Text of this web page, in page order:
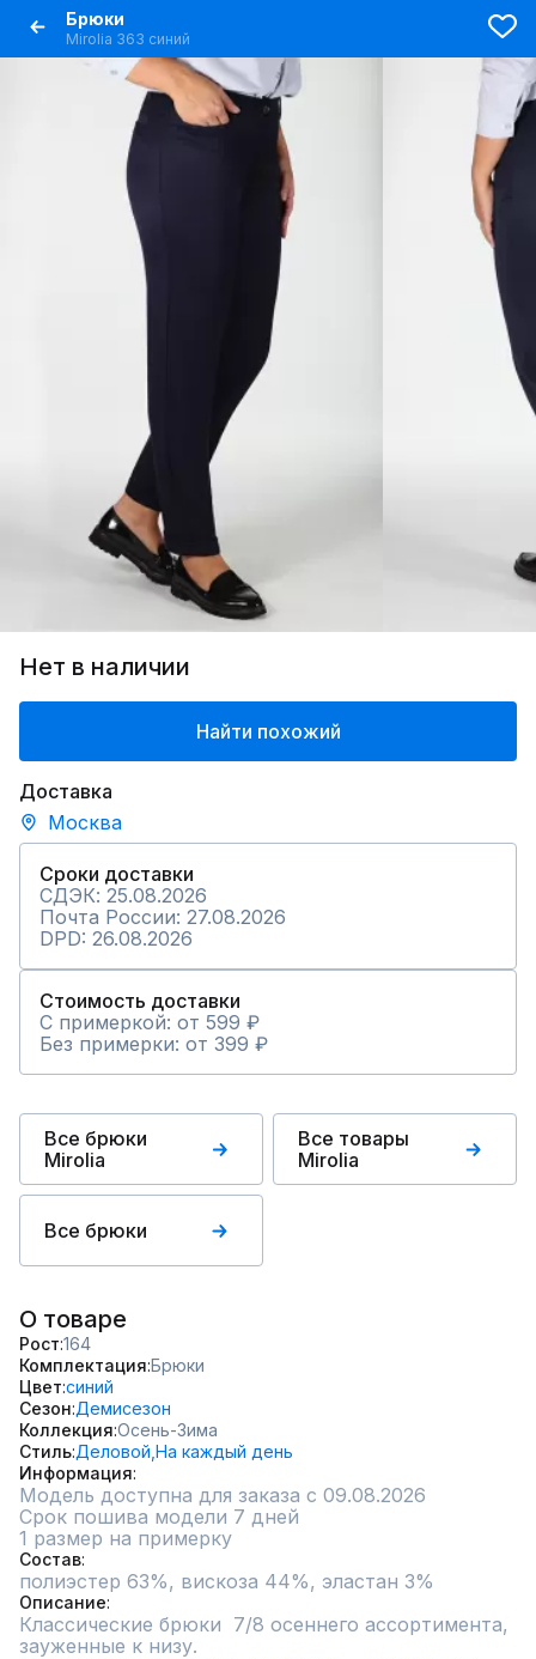
Брюки
Mirolia 363 синий
Нет в наличии
Найти похожий
Доставка
Москва
Сроки доставки
СДЭК: 25.08.2026
Почта России: 27.08.2026
DPD: 26.08.2026
Стоимость доставки
С примеркой: от 599 ₽
Без примерки: от 399 ₽
Все брюки
Mirolia
Все товары
Mirolia
Все брюки
О товаре
Рост 164
Комплектация Брюки
Цвет синий
Сезон Демисезон
Коллекция Осень-Зима
Стиль Деловой, На каждый день
Информация
Модель доступна для заказа с 09.08.2026
Срок пошива модели 7 дней
1 размер на примерку
Состав
полиэстер 63%, вискоза 44%, эластан 3%
Описание
Классические брюки  7/8 осеннего ассортимента,
зауженные к низу.